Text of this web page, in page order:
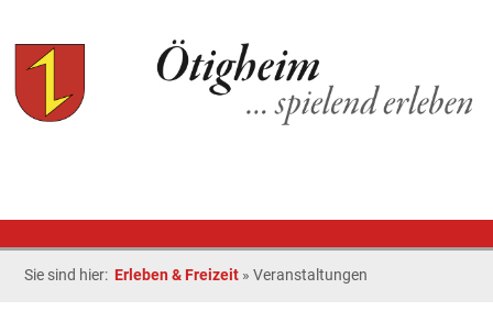
Sie sind hier: Erleben & Freizeit »Veranstaltungen